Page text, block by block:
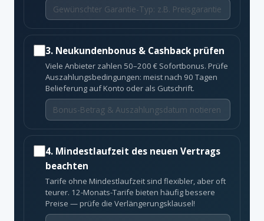
3. Neukundenbonus & Cashback prüfen
Viele Anbieter zahlen 50–200 € Sofortbonus. Prüfe
Auszahlungsbedingungen: meist nach 90 Tagen
Belieferung auf Konto oder als Gutschrift.
4. Mindestlaufzeit des neuen Vertrags
beachten
Tarife ohne Mindestlaufzeit sind flexibler, aber oft
teurer. 12-Monats-Tarife bieten häufig bessere
Preise — prüfe die Verlängerungsklausel!